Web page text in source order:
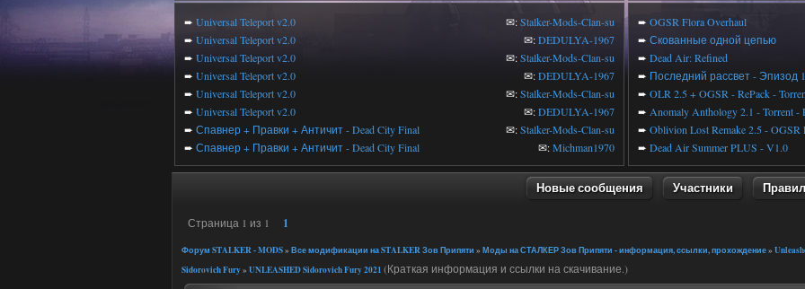
➨ Universal Teleport v2.0 ✉:Stalker-Mods-Clan-su
➨ Universal Teleport v2.0 ✉:DEDULYA-1967
➨ Universal Teleport v2.0 ✉:Stalker-Mods-Clan-su
➨ Universal Teleport v2.0 ✉:DEDULYA-1967
➨ Universal Teleport v2.0 ✉:Stalker-Mods-Clan-su
➨ Universal Teleport v2.0 ✉:DEDULYA-1967
➨ Спавнер + Правки + Античит - Dead City Final ✉:Stalker-Mods-Clan-su
➨ Спавнер + Правки + Античит - Dead City Final ✉:Michman1970
➨ OGSR Flora Overhaul
➨ Скованные одной цепью
➨ Dead Air: Refined
➨ Последний рассвет - Эпизод 1
➨ OLR 2.5 + OGSR - RePack -
➨ Anomaly Anthology 2.1 - Torrent -
➨ Oblivion Lost Remake 2.5 - OGSR
➨ Dead Air Summer PLUS - V1.0
Новые сообщения Участники
Страница 1 из 1 1
Форум STALKER - MODS» Все модификации на STALKER Зов Припяти » Моды на СТАЛКЕР Зов Припяти - информация, ссылки, прохождение»
Sidorovich Fury» UNLEASHED Sidorovich Fury 2021 (Краткая информация и ссылки на скачивание.)